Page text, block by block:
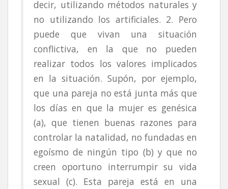
decir, utilizando métodos naturales y
no utilizando los artificiales. 2. Pero
puede que vivan una situación
conflictiva, en la que no pueden
realizar todos los valores implicados
en la situación. Supón, por ejemplo,
que una pareja no está junta más que
los días en que la mujer es genésica
(a), que tienen buenas razones para
controlar la natalidad, no fundadas en
egoísmo de ningún tipo (b) y que no
creen oportuno interrumpir su vida
sexual (c). Esta pareja está en una